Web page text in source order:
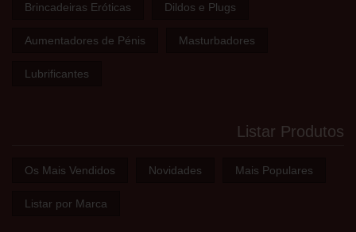
Brincadeiras Eróticas Dildos e Plugs
Aumentadores de Pénis Masturbadores
Lubrificantes
Listar Produtos
Os Mais Vendidos Novidades Mais Populares
Listar por Marca